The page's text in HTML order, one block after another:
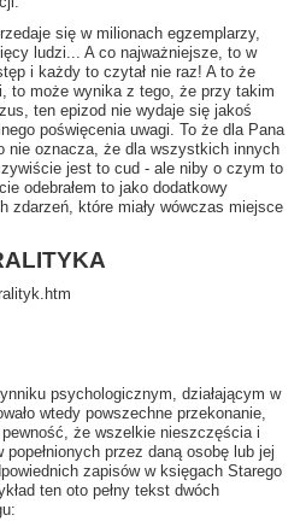
się w milionach egzemplarzy,
ludzi... A co najważniejsze, to w
i każdy to czytał nie raz! A to że
to może wynika z tego, że przy takim
ten epizod nie wydaje się jakoś
poświęcenia uwagi. To że dla Pana
nie oznacza, że dla wszystkich innych
jest to cud - ale niby o czym to
odebrałem to jako dodatkowy
zdarzeń, które miały wówczas miejsce
psychologicznym, działającym w
wtedy powszechne przekonanie,
że wszelkie nieszczęścia i
przez daną osobę lub jej
zapisów w księgach Starego
ten oto pełny tekst dwóch